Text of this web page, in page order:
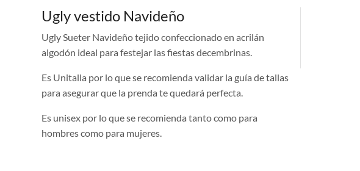
Ugly vestido Navideño
Ugly Sueter Navideño tejido confeccionado en acrilán
algodón ideal para festejar las fiestas decembrinas.
Es Unitalla por lo que se recomienda validar la guía de tallas
para asegurar que la prenda te quedará perfecta.
Es unisex por lo que se recomienda tanto como para
hombres como para mujeres.